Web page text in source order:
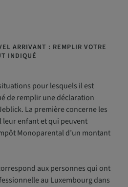
ARRIVANT : REMPLIR VOTRE
INDIQUÉ
pour lesquels il est
de remplir une déclaration
La première concerne les
leur enfant et qui peuvent
Monoparental d’un montant
aux personnes qui ont
au Luxembourg dans